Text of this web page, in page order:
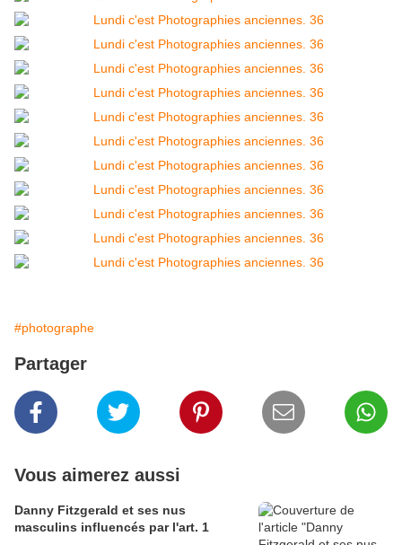
#photographe
Partager
Vous aimerez aussi
Danny Fitzgerald et ses nus
masculins influencés par l'art. 1